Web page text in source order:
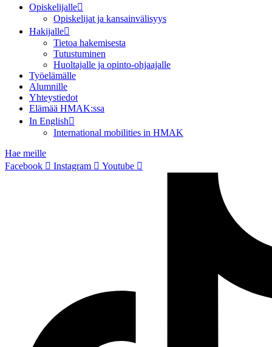
Opiskelijalle
Opiskelijat ja kansainvälisyys
Hakijalle
Tietoa hakemisesta
Tutustuminen
Huoltajalle ja opinto-ohjaajalle
Työelämälle
Alumnille
Yhteystiedot
Elämää HMAK:ssa
In English
International mobilities in HMAK
Hae meille
Facebook
Instagram Youtube